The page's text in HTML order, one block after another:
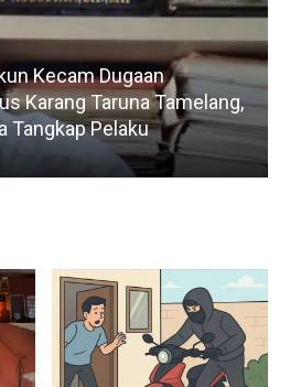
Kecam Dugaan
Karang Taruna Tamelang,
Tangkap Pelaku